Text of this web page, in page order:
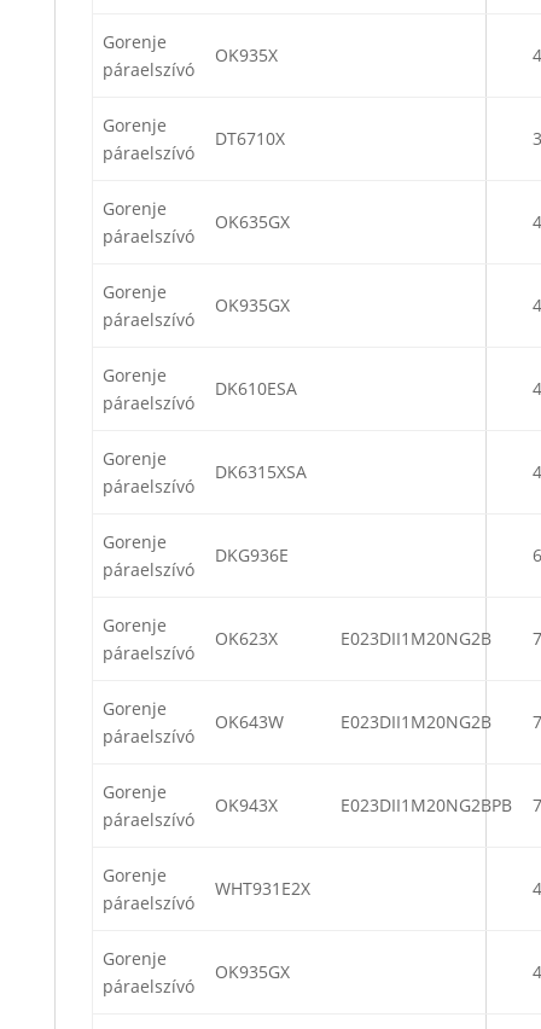
Gorenje
páraelszívó
OK935X
Gorenje
páraelszívó
DT6710X
Gorenje
páraelszívó
OK635GX
Gorenje
páraelszívó
OK935GX
Gorenje
páraelszívó
DK610ESA
Gorenje
páraelszívó
DK6315XSA
Gorenje
páraelszívó
DKG936E
Gorenje
páraelszívó
OK623X E023DII1M20NG2B
Gorenje
páraelszívó
OK643W E023DII1M20NG2B
Gorenje
páraelszívó
OK943X E023DII1M20NG2BPB
Gorenje
páraelszívó
WHT931E2X
Gorenje
páraelszívó
OK935GX